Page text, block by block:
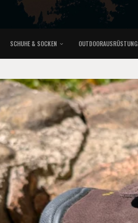
SCHUHE & SOCKEN OUTDOORAUSRÜSTUNG